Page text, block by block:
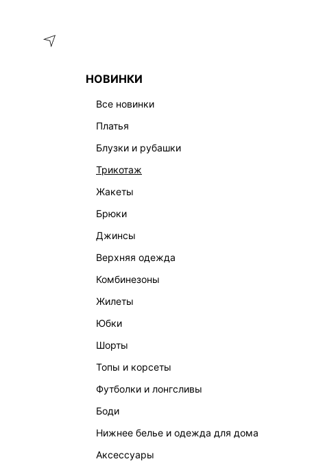
НОВИНКИ
все новинки
платья
блузки и рубашки
трикотаж
жакеты
брюки
джинсы
верхняя одежда
комбинезоны
жилеты
юбки
шорты
топы и корсеты
футболки и лонгсливы
боди
нижнее белье и одежда для дома
аксессуары
ОДЕЖДА
ПЛАТЬЕ С КРИСТАЛЛАМИ
ВЕЧЕРНЯЯ КОЛЛЕКЦИЯ